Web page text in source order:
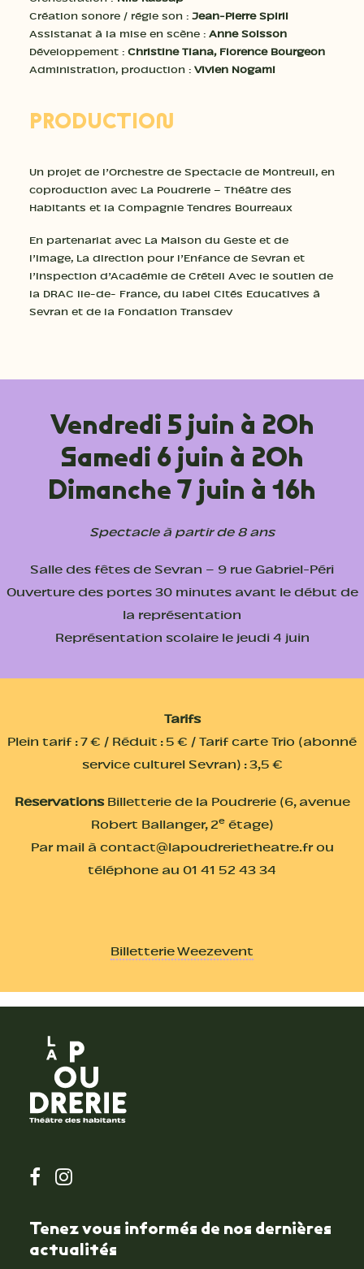
Création sonore / régie son : Jean-Pierre Spirli
Assistanat à la mise en scène : Anne Soisson
Développement : Christine Tiana, Florence Bourgeon
Administration, production : Vivien Nogami
PRODUCTION
Un projet de l’Orchestre de Spectacle de Montreuil, en
coproduction avec La Poudrerie – Théâtre des
Habitants et la Compagnie Tendres Bourreaux
En partenariat avec La Maison du Geste et de
l’Image, La direction pour l’Enfance de Sevran et
l’Inspection d’Académie de Créteil Avec le soutien de
la DRAC Ile-de- France, du label Cités Educatives à
Sevran et de la Fondation Transdev
Vendredi 5 juin à 20h
Samedi 6 juin à 20h
Dimanche 7 juin à 16h
Spectacle à partir de 8 ans
Salle des fêtes de Sevran – 9 rue Gabriel-Péri
Ouverture des portes 30 minutes avant le début de
la représentation
Représentation scolaire le jeudi 4 juin
Tarifs
Plein tarif : 7 € / Réduit : 5 € / Tarif carte Trio (abonné
service culturel Sevran) : 3,5 €
Réservations Billetterie de la Poudrerie (6, avenue
Robert Ballanger, 2eétage)
Par mail à contact@lapoudrerietheatre.fr ou
téléphone au 01 41 52 43 34
Billetterie Weezevent
Tenez vous informés de nos dernières
actualités